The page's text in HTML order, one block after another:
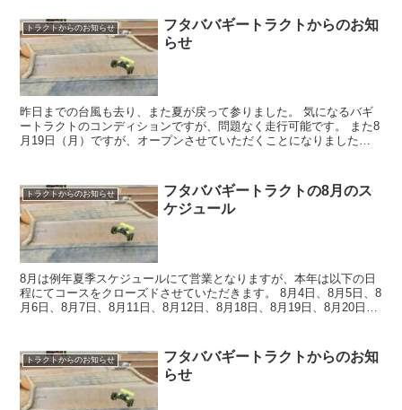
トラクトからのお知らせ
フタババギートラクトからのお知
らせ
昨日までの台風も去り、また夏が戻って参りました。 気になるバギ
ートラクトのコンディションですが、問題なく走行可能です。 また8
月19日（月）ですが、オープンさせていただくことになりましたの
トラクトからのお知らせ
フタババギートラクトの8月のス
ケジュール
8月は例年夏季スケジュールにて営業となりますが、本年は以下の日
程にてコースをクローズドさせていただきます。 8月4日、8月5日、8
月6日、8月7日、8月11日、8月12日、8月18日、8月19日、8月20日、
トラクトからのお知らせ
フタババギートラクトからのお知
らせ